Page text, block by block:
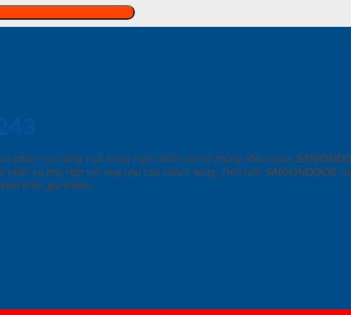
phẩm các dòng cửa trong một chuỗi các hệ thống Showroom
và phù hợp với mọi nhu cầu khách hàng. Trên hết, SAIGONDOOR
khúc giá thành.